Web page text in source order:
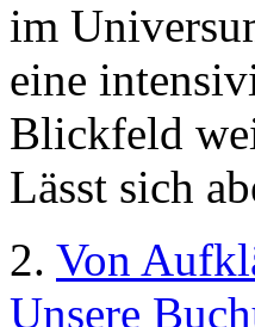
im
eine
Blickfeld
Lässt sich
2. Von
Unsere